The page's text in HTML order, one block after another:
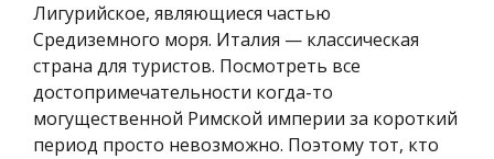
Лигурийское, являющиеся частью
Средиземного моря. Италия — классическая
страна для туристов. Посмотреть все
достопримечательности когда-то
могущественной Римской империи за короткий
период просто невозможно. Поэтому тот, кто